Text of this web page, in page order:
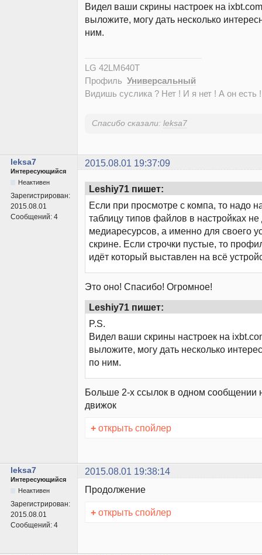
Видел ваши скрины настроек на
выложите, могу дать несколько
ним.
LG 42LM640T
Профиль Универсальный
Видишь суслика ? Нет ! И я нет ! А он есть
Спасибо сказали: leksa7
leksa7 2015.08.01 19:37:09
Интересующийся
Неактивен
Зарегистрирован:
2015.08.01
Сообщений: 4
Leshiy71 пишет:
Если при просмотре с компа, то надо
таблицу типов файлов в настройках не
медиаресурсов, а именно для своего
скрине. Если строчки пустые, то
идёт который выставлен на всё
Это оно! Спасибо! Огромное!
Leshiy71 пишет:
P.S.
Видел ваши скрины настроек на
выложите, могу дать несколько
по ним.
Больше 2-х ссылок в одном сообщении
движок
+ открыть спойлер
leksa7 2015.08.01 19:38:14
Интересующийся
Неактивен
Зарегистрирован:
2015.08.01
Сообщений: 4
Продолжение
+ открыть спойлер